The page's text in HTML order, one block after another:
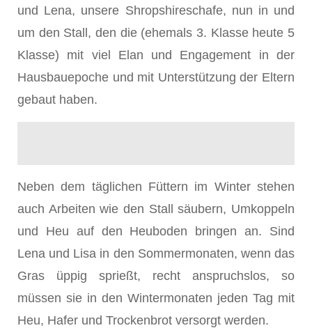
und Lena, unsere Shropshireschafe, nun in und
um den Stall, den die (ehemals 3. Klasse heute 5
Klasse) mit viel Elan und Engagement in der
Hausbauepoche und mit Unterstützung der Eltern
gebaut haben.
Neben dem täglichen Füttern im Winter stehen
auch Arbeiten wie den Stall säubern, Umkoppeln
und Heu auf den Heuboden bringen an. Sind
Lena und Lisa in den Sommermonaten, wenn das
Gras üppig sprießt, recht anspruchslos, so
müssen sie in den Wintermonaten jeden Tag mit
Heu, Hafer und Trockenbrot versorgt werden.